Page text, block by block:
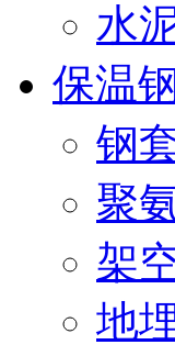
水
保温
钢
聚
架
地